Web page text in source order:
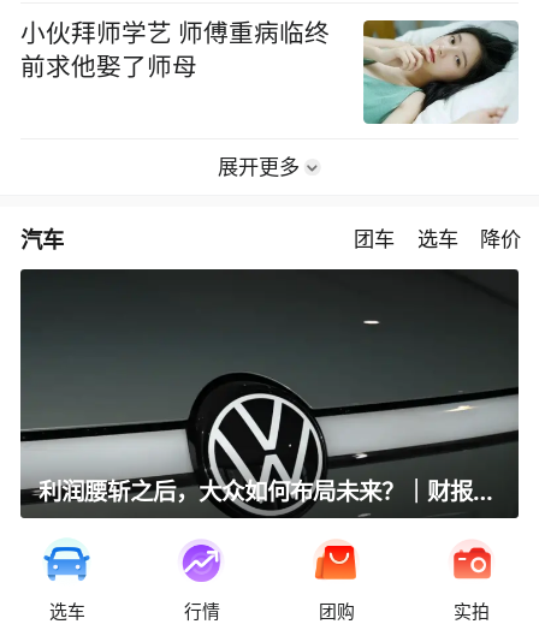
小伙拜师学艺 师傅重病临终
前求他娶了师母
展开更多
汽车 团车 选车 降价
利润腰斩之后，大众如何布局未来？｜财报全视角
选车 行情 团购 实拍